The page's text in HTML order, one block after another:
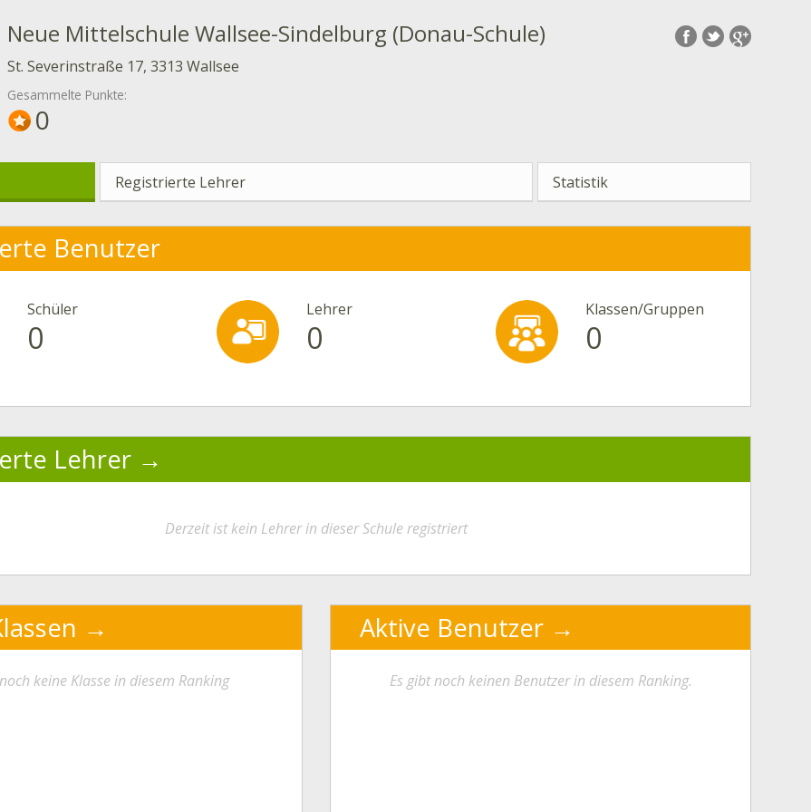
Neue Mittelschule Wallsee-Sindelburg (Donau-Schule)
St. Severinstraße 17, 3313 Wallsee
Gesammelte Punkte:
0
Registrierte Lehrer Statistik
Benutzer
Schüler
0
Lehrer
0
Klassen/Gruppen
0
Lehrer
Derzeit ist kein Lehrer in dieser Schule registriert
keine Klasse in diesem Ranking
Aktive Benutzer
Es gibt noch keinen Benutzer in diesem Ranking.